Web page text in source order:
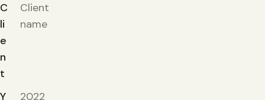
C
li
e
n
t
Client
name
Y
2022